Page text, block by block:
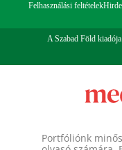
Felhasználási feltételek
A Szabad Föld
Portfóliónk